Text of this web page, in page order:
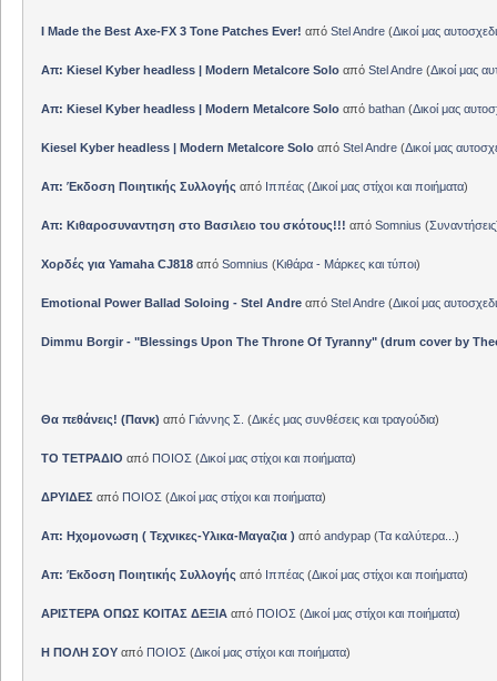
I Made the Best Axe-FX 3 Tone Patches Ever! από Stel Andre(Δικοί μας
Απ: Kiesel Kyber headless | Modern Metalcore Solo από Stel Andre(Δικοί μας
Απ: Kiesel Kyber headless | Modern Metalcore Solo από bathan(Δικοί μας
Kiesel Kyber headless | Modern Metalcore Solo από Stel Andre(Δικοί μας
Απ: Έκδοση Ποιητικής Συλλογής από Ιππέας(Δικοί μας στίχοι και ποιήματα)
Απ: Κιθαροσυναντηση στο Βασιλειο του σκότους!!! από Somnius (Συναντήσεις
Χορδές για Yamaha CJ818από Somnius (Κιθάρα - Μάρκες και τύποι)
Emotional Power Ballad Soloing - Stel Andreαπό Stel Andre(Δικοί μας
Dimmu Borgir - "Blessings Upon The Throne Of Tyranny" (drum cover by
Θα πεθάνεις! (Πανκ) από Γιάννης Σ. (Δικές μας συνθέσεις και τραγούδια)
ΤΟ ΤΕΤΡΑΔΙΟ από ΠΟΙΟΣ (Δικοί μας στίχοι και ποιήματα)
ΔΡΥΙΔΕΣ από ΠΟΙΟΣ (Δικοί μας στίχοι και ποιήματα)
Απ: Ηχομονωση ( Τεχνικες-Υλικα-Μαγαζια ) από andypap(Τα καλύτερα... )
Απ: Έκδοση Ποιητικής Συλλογής από Ιππέας(Δικοί μας στίχοι και ποιήματα)
ΑΡΙΣΤΕΡΑ ΟΠΩΣ ΚΟΙΤΑΣ ΔΕΞΙΑαπό ΠΟΙΟΣ (Δικοί μας στίχοι και ποιήματα)
Η ΠΟΛΗ ΣΟΥαπό ΠΟΙΟΣ (Δικοί μας στίχοι και ποιήματα)